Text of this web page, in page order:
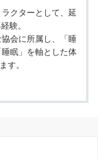
クターとして、延
験。
会に所属し、「睡
眠」を軸とした体
す。